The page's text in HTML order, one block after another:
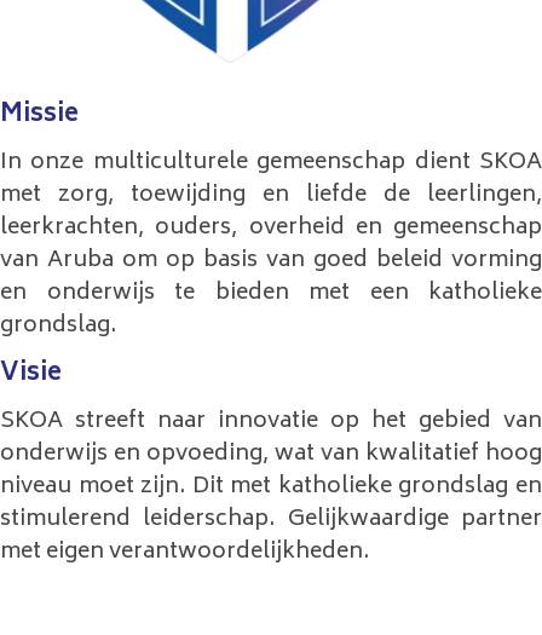
Missie
In onze multiculturele gemeenschap dient SKOA
met zorg, toewijding en liefde de leerlingen,
leerkrachten, ouders, overheid en gemeenschap
van Aruba om op basis van goed beleid vorming
en onderwijs te bieden met een katholieke
grondslag.
Visie
SKOA streeft naar innovatie op het gebied van
onderwijs en opvoeding, wat van kwalitatief hoog
niveau moet zijn. Dit met katholieke grondslag en
stimulerend leiderschap. Gelijkwaardige partner
met eigen verantwoordelijkheden.